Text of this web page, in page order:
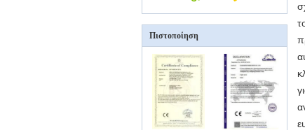
Πιστοποίηση